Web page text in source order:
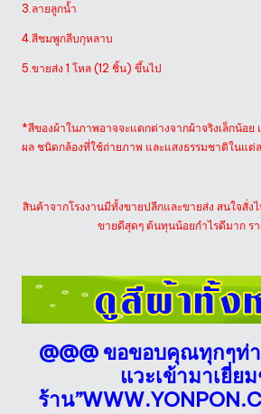
3.ลายลูกน้ำ
4.สีชมพูกลีบกุหลาบ
5.ขายส่ง 1 โหล (12 ชิ้น) ขึ้นไป
*สีของผ้าในภาพอาจจะแตกต่างจากผ้าจริงเล็กน้อย
ผล ชนิดกล้องที่ใช้ถ่ายภาพ และแสงธรรมชาติในแต่
สินค้าจากโรงงานมีทั้งขายปลีกและขายส่ง สนใจสั่ง
ขายดีสุดๆ ต้นทุนน้อยกำไรดีมาก ร
@@@ ขอขอบคุณทุกๆท่
แวะเข้ามาเยี่ย
ร้าน”